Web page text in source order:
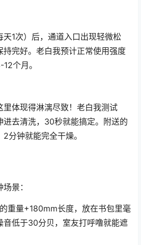
天1次）后，通道入口出现轻微松
持完好。老白我预计正常使用强度
个月。
里体现得淋漓尽致！老白我测试
进去清洗，30秒就能搞定。附送的
分钟就能完全干燥。
景：
重量+180mm长度，放在书包里毫
音低于30分贝，室友打呼噜就能遮